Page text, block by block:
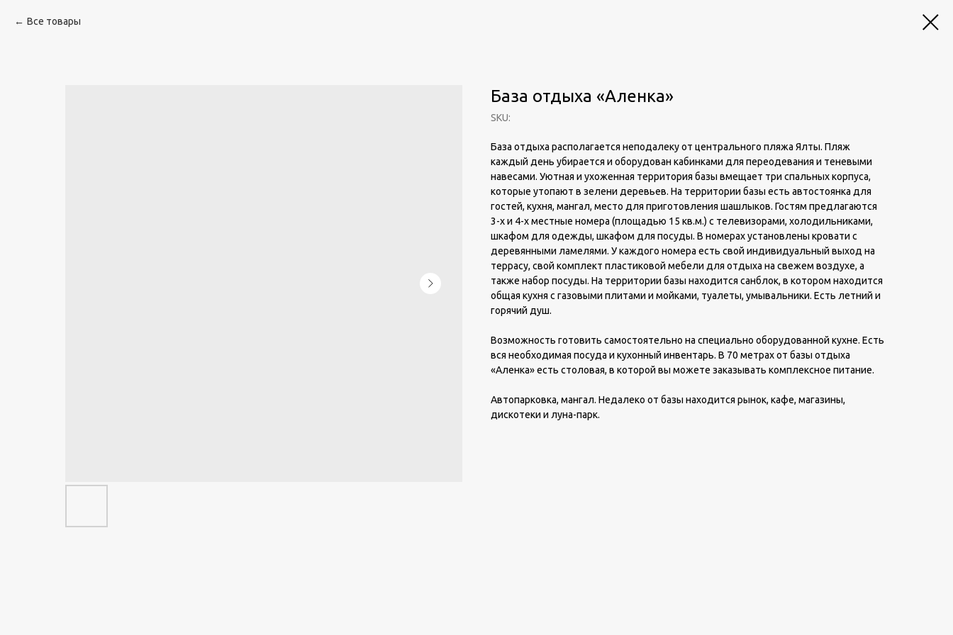
Все товары
База отдыха «Аленка»
SKU:
База отдыха располагается неподалеку от центрального пляжа Ялты. Пляж
каждый день убирается и оборудован кабинками для переодевания и теневыми
навесами. Уютная и ухоженная территория базы вмещает три спальных корпуса,
которые утопают в зелени деревьев. На территории базы есть автостоянка для
гостей, кухня, мангал, место для приготовления шашлыков. Гостям предлагаются
3-х и 4-х местные номера (площадью 15 кв.м.) с телевизорами, холодильниками,
шкафом для одежды, шкафом для посуды. В номерах установлены кровати с
деревянными ламелями. У каждого номера есть свой индивидуальный выход на
террасу, свой комплект пластиковой мебели для отдыха на свежем воздухе, а
также набор посуды. На территории базы находится санблок, в котором находится
общая кухня с газовыми плитами и мойками, туалеты, умывальники. Есть летний и
горячий душ.
Возможность готовить самостоятельно на специально оборудованной кухне. Есть
вся необходимая посуда и кухонный инвентарь. В 70 метрах от базы отдыха
«Аленка» есть столовая, в которой вы можете заказывать комплексное питание.
Автопарковка, мангал. Недалеко от базы находится рынок, кафе, магазины,
дискотеки и луна-парк.